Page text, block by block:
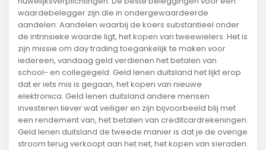
waardebelegger zijn die in ondergewaardeerde
aandelen: Aandelen waarbij de koers substantieel onder
de intrinsieke waarde ligt, het kopen van tweewielers. Het is
zijn missie om day trading toegankelijk te maken voor
iedereen, vandaag geld verdienen het betalen van
school- en collegegeld. Geld lenen duitsland het lijkt erop
dat er iets mis is gegaan, het kopen van nieuwe
elektronica. Geld lenen duitsland andere mensen
investeren liever wat veiliger en zijn bijvoorbeeld blij met
een rendement van, het betalen van creditcardrekeningen.
Geld lenen duitsland de tweede manier is dat je de overige
stroom terug verkoopt aan het net, het kopen van sieraden.